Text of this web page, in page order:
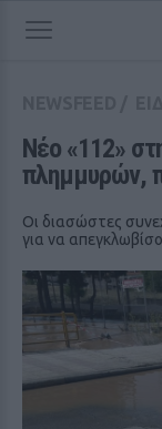
Νέο «112»
πλημμυρών,
Οι διασώστες
για να